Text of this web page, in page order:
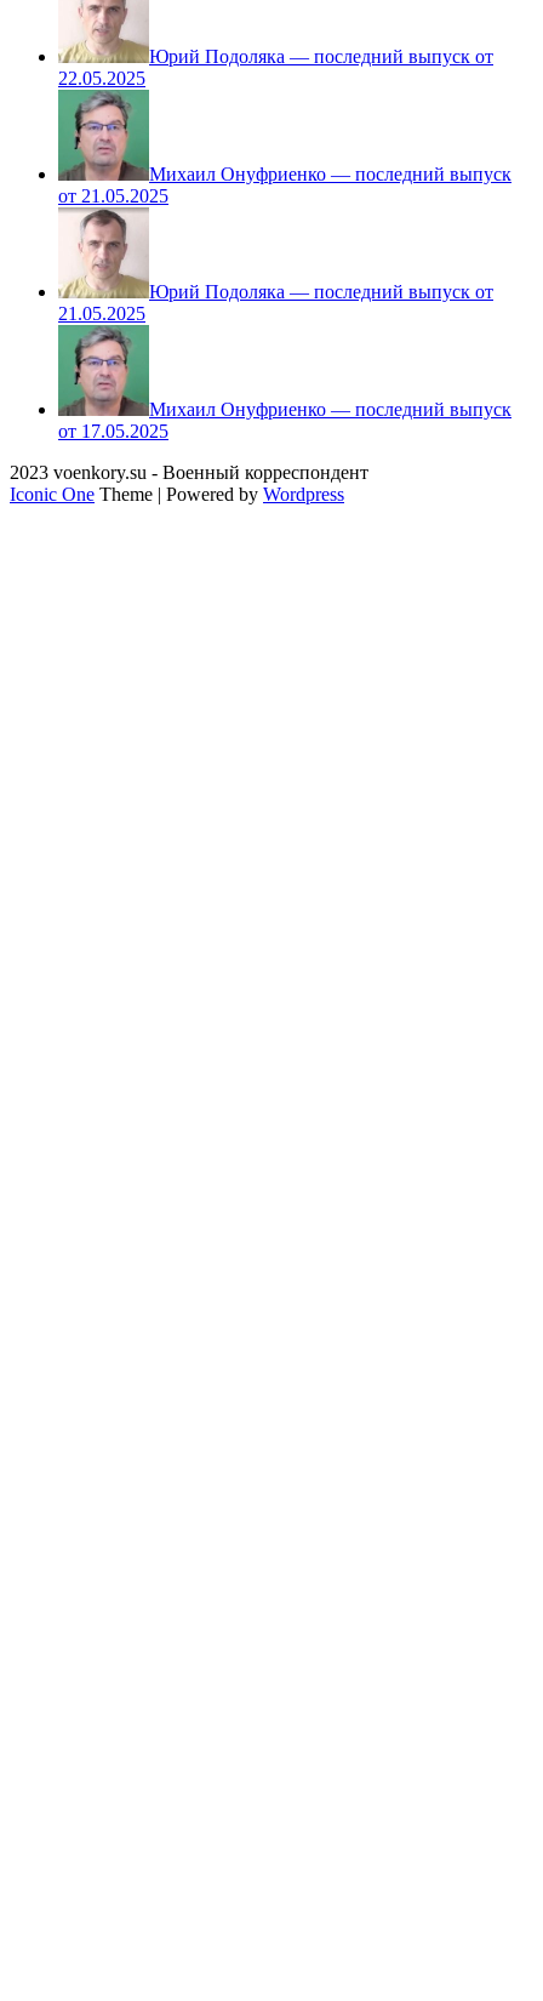
Юрий Подоляка — последний выпуск от
22.05.2025
Михаил Онуфриенко — последний выпуск
от 21.05.2025
Юрий Подоляка — последний выпуск от
21.05.2025
Михаил Онуфриенко — последний выпуск
от 17.05.2025
2023 voenkory.su - Военный корреспондент
Iconic One Theme | Powered by Wordpress